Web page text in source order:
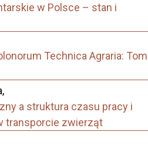
w Polsce – stan i
Technica Agraria: Tom
a struktura czasu pracy i
transporcie zwierząt